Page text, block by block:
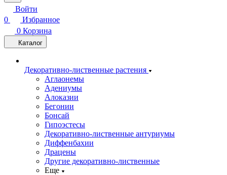
Войти
0
Избранное
0 Корзина
Каталог
Декоративно-лиственные растения
Аглаонемы
Адениумы
Алоказии
Бегонии
Бонсай
Гипоэстесы
Декоративно-лиственные антуриумы
Диффенбахии
Драцены
Другие декоративно-лиственные
Еще